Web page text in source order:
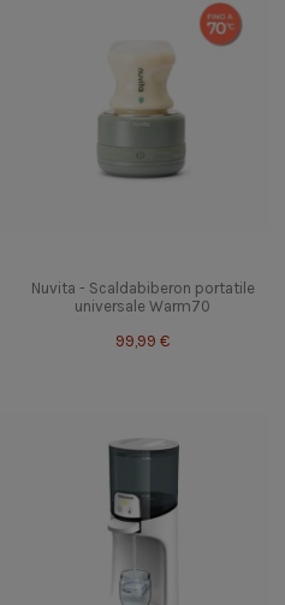
Nuvita - Scaldabiberon portatile
universale Warm70
99,99 €